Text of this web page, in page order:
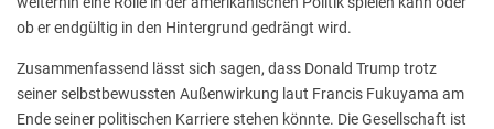
ob er endgültig in den Hintergrund gedrängt wird.
Zusammenfassend lässt sich sagen, dass Donald Trump trotz
seiner selbstbewussten Außenwirkung laut Francis Fukuyama am
Ende seiner politischen Karriere stehen könnte. Die Gesellschaft ist